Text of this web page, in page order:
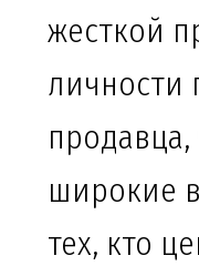
жесткой
личности
широкие
тех, кто